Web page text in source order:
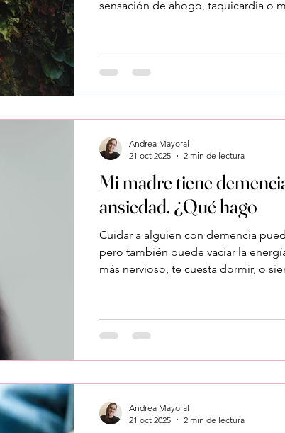
sensación de ahogo, taquicardia o
controlarlo, sí la hay. Vamos a ver
esos momentos y qué hacer
Mi madre tiene
ansiedad. ¿Qué hago
Cuidar a alguien con demencia puede llenar el corazón,
pero también puede vaciar la
más nervioso, te cuesta dormir, o
cuidador . Y entender por qué
para poder calmarla. ¿Por qué me
Andrea Mayoral
21 oct 2025
2 min de lectura
Andrea Mayoral
21 oct 2025
2 min de lectura